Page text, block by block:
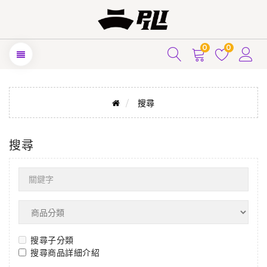
0 0
搜尋
搜尋
搜尋子分類
搜尋商品詳細介紹